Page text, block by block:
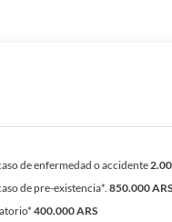
de enfermedad o accidente
de pre-existencia*. 850.000 ARS
400.000 ARS